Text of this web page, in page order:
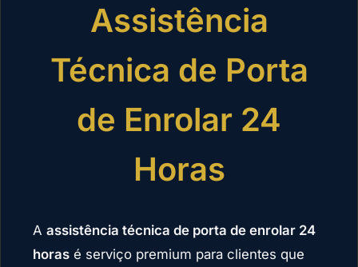
Assistência
Técnica de Porta
de Enrolar 24
Horas
A assistência técnica de porta de enrolar 24
horas é serviço premium para clientes que